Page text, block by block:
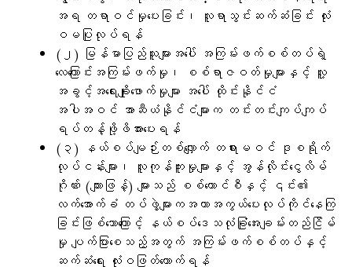
အရ တရာဝင်မှုပေးခြင်း၊ လူရာသွင်းဆက်ဆံခြင်း လုံး
ဝမပြုလုပ်ရန်
(၂) မြန်မာပြည်သူများအပေါ် အကြမ်းဖက်စစ်တပ်ရဲ့
လေကြောင်းအကြမ်းဖက်မှု၊ စစ်ရာဇဝတ်မှုများနှင့် လူ့
အခွင့်အရေးချိုးဖောက်မှုများ အပေါ် ထိုင်းနိုင်ငံ
အပါအဝင် အာဆီယံနိုင်ငံများက တင်းတင်းကျပ်ကျပ်
ရပ်တန့်ဖို့ဖိအားပေးရန်
(၃) နယ်စပ်မျဉ်းတစ်လျှောက် တရားမဝင် ဒုစရိုက်
လုပ်ငန်းများ၊ လူကုန်ကူးမှုများနှင့် အွန်လိုင်းငွေလိမ်
ဂိုဏ်း (ကျားဖြန့်) များသည် စစ်ကောင်စီနှင့် ၎င်း၏
လက်အောက်ခံ တပ်ဖွဲ့များကအကာအကွယ်ပေးလုပ်ကိုင်နေကြ
ခြင်းဖြစ်သောကြောင့် နယ်စပ်ဒေသလုံခြုံအေးချမ်းတည်ငြိမ်
မှု ပျက်ပြားစေသည့်အတွက် အကြမ်းဖက်စစ်တပ်နှင့်
ဆက်ဆံရေး လုံးဝဖြတ်တောက်ရန်